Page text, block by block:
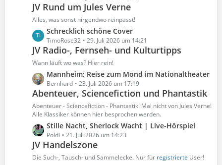
ä
g
e
B
e
i
t
r
ä
g
e
z
e
B
e
i
t
r
ä
g
e
JV Rund um Jules Verne
Alles, was sonst nirgendwo reinpasst!
L
e
z
e
B
i
r
ä
g
e
Schrecklich schöne Cover
TimoRose32 29. Juli 2026 um 14:21
JV Radio-, Fernseh- und Kulturtipps
Wann läuft wo was? Hier rein!
L
e
t
z
t
e
B
e
i
Mannheim: Reise zum Mond im Nationaltheater
Bernhard 23. Juli 2026 um 17:19
Abenteuer, Sciencefiction und Phantastik
Abenteuer - Sciencefiction - Phantastik! Mal nicht von Jules Verne!
Alle Klassiker können hier besprochen werden.
L
e
z
Stille Nacht, Sherlock Wacht | Live-Hörspiel
Poldi 21. Juli 2026 um 14:23
JV Handelszone
Die Such-, Tausch- und Sammelecke. Nur für registrierte User!